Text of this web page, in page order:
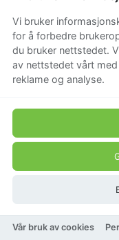
På lager
Vi bruker
for å forbedre
du bruker nettstedet.
av nettstedet vårt
reklame og analyse.
Vår bruk av cookies